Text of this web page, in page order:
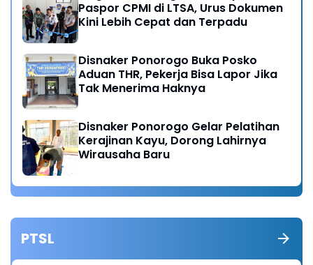
Paspor CPMI di LTSA, Urus Dokumen
Kini Lebih Cepat dan Terpadu
Disnaker Ponorogo Buka Posko
Aduan THR, Pekerja Bisa Lapor Jika
Tak Menerima Haknya
Disnaker Ponorogo Gelar Pelatihan
Kerajinan Kayu, Dorong Lahirnya
Wirausaha Baru
PTSL